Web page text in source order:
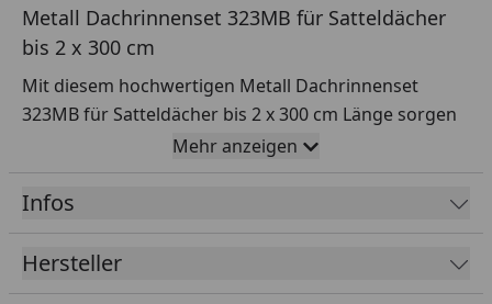
Metall Dachrinnenset 323MB für Satteldächer
bis 2 x 300 cm
Mit diesem hochwertigen Metall Dachrinnenset
323MB für Satteldächer bis 2 x 300 cm Länge sorgen
Sie für eine punktgenaue Entwässerung des Daches,
außerdem werden die Seitenwände
spritzwassergeschützt.
Rinnenbreite
107 mm Rinne + ca. 18 mm Wulst
Mehr anzeigen
Infos
Hersteller